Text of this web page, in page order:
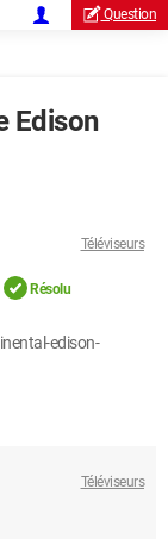
Question
Edison
Téléviseurs
Résolu
edison-
Téléviseurs